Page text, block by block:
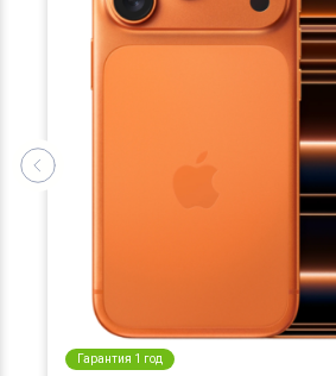
Гарантия 1 год